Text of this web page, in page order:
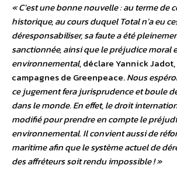
« C’est une bonne nouvelle : au terme de
historique, au cours duquel Total n’a eu
déresponsabiliser, sa faute a été
sanctionnée, ainsi que le préjudice moral
environnemental, déclare Yannick
campagnes de Greenpeace.Nous
ce jugement fera jurisprudence et boule
dans le monde. En effet, le droit
modifié pour prendre en compte le
environnemental. Il convient aussi de
maritime afin que le système actuel de
des affréteurs soit rendu impossible ! »